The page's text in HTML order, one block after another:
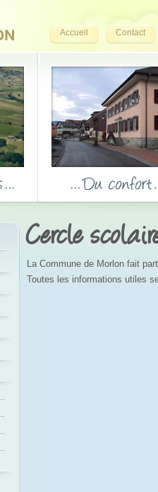
Accueil Contact
Cercle
La Commune de Morlon fait
Toutes les informations utiles